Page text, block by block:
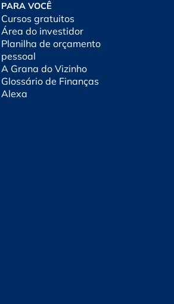
PARA VOCÊ
Cursos gratuitos
Área do investidor
Planilha de orçamento
pessoal
A Grana do Vizinho
Glossário de Finanças
Alexa